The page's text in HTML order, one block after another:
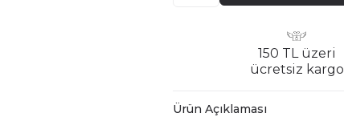
150 TL üzeri
ücretsiz kargo
Ürün Açıklaması